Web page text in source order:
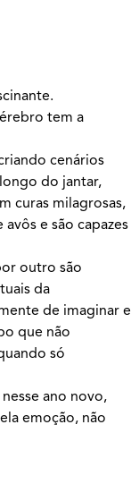
tem a
cenários
do jantar,
curas milagrosas,
e são capazes
outro são
da
de imaginar e
que não
só
ano novo,
emoção, não